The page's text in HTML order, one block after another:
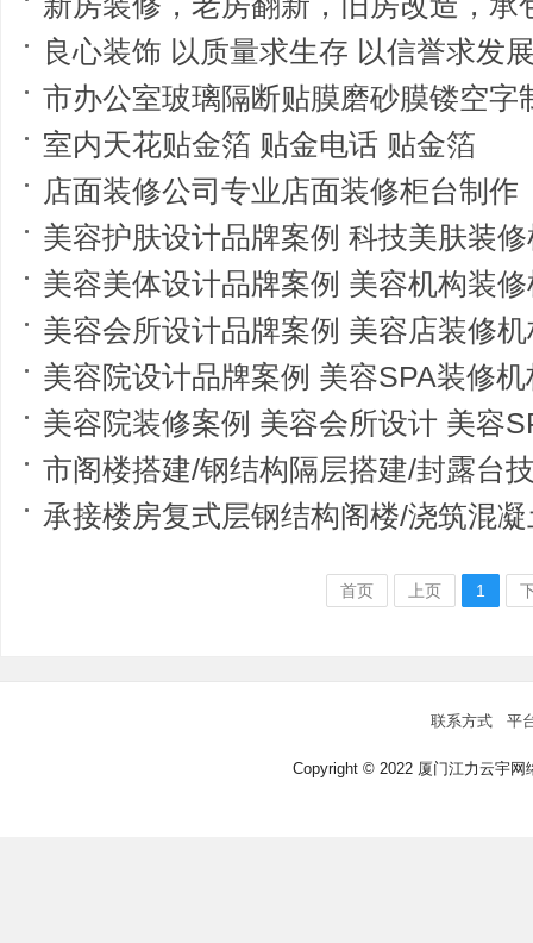
良心装饰 以质量求生存 以信誉求发
市办公室玻璃隔断贴膜磨砂膜镂空字
室内天花贴金箔 贴金电话 贴金箔
店面装修公司专业店面装修柜台制作
美容护肤设计品牌案例 科技美肤装
美容美体设计品牌案例 美容机构装
美容会所设计品牌案例 美容店装修
美容院设计品牌案例 美容SPA装修机
美容院装修案例 美容会所设计 美容
市阁楼搭建/钢结构隔层搭建/封露台
承接楼房复式层钢结构阁楼/浇筑混
首页 上页 1
联系方式 平
Copyright © 2022 厦门江力云宇网